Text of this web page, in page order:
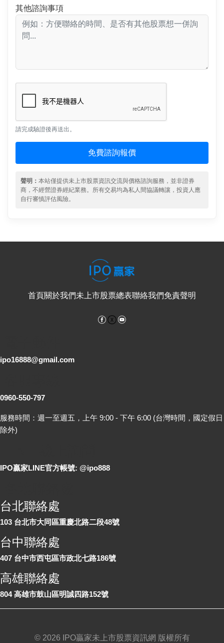
其他諮詢事項
請完成驗證後再送出。
免費諮詢報價
聲明： 本站僅提供未上市股票資訊交流與價格諮詢服務，並非證券
商，不經營證券經紀業務。所有交易均為私人間協議轉讓，投資人應
自行審慎評估風險。
首頁關於我們未上市股票總表聯絡我們免責聲明
Facebook
ipo16888@gmail.com
0960-550-797
服務時間：週一至週五，上午 9:00 - 下午 6:00 (台灣時間，國定假日
除外)
IPO贏家LINE官方帳號: @ipo888
台北聯絡處
103 台北市大同區重慶北路二段48號
台中聯絡處
407 台中市西屯區市政北七路186號
高雄聯絡處
804 高雄市鼓山區明誠四路152號
© 2026 IPO贏家未上市股票資訊網 版權所有